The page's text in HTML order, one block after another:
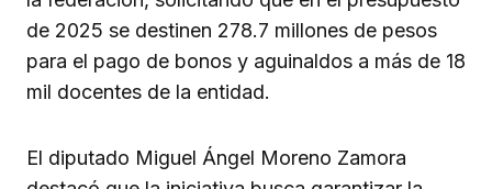
de 2025 se destinen 278.7 millones de pesos
para el pago de bonos y aguinaldos a más de 18
mil docentes de la entidad.
El diputado Miguel Ángel Moreno Zamora